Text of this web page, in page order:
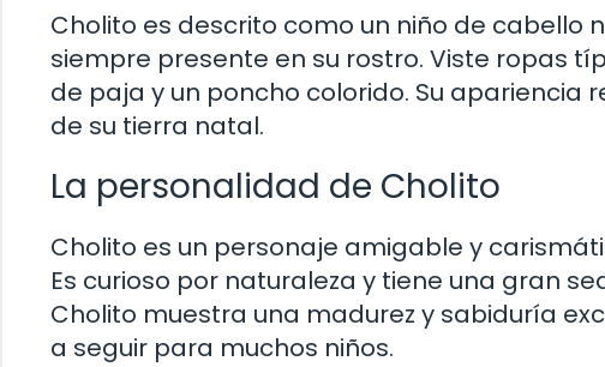
Cholito es descrito como un niño de cabello
siempre presente en su rostro. Viste ropas
de paja y un poncho colorido. Su apariencia
de su tierra natal.
La personalidad de Cholito
Cholito es un personaje amigable y
Es curioso por naturaleza y tiene una gran
Cholito muestra una madurez y sabiduría
a seguir para muchos niños.